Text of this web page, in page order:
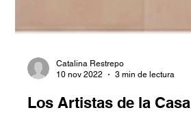
10 nov 2022
3 min de lectura